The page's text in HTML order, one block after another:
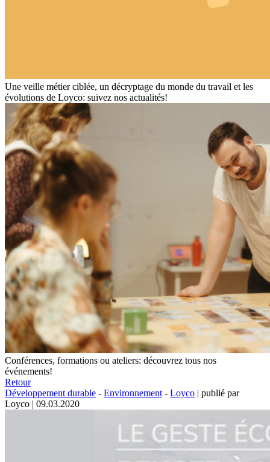
Une veille métier ciblée, un décryptage du monde du travail et les
évolutions de Loyco: suivez nos actualités!
Conférences, formations ou ateliers: découvrez tous nos
événements!
Retour
Développement durable - Environnement - Loyco | publié par
Loyco | 09.03.2020